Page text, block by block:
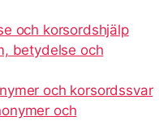
och korsordshjälp
betydelse och
och korsordssvar
och